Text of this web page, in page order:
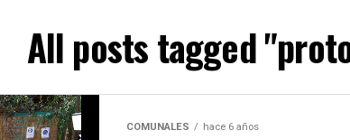
All posts tagged
COMUNALES hace 6 años